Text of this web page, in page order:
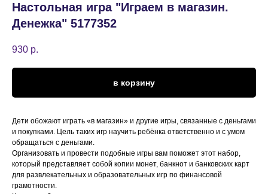
Настольная игра "Играем в магазин.
Денежка" 5177352
930 р.
в корзину
Дети обожают играть «в магазин» и другие игры, связанные с деньгами
и покупками. Цель таких игр научить ребёнка ответственно и с умом
обращаться с деньгами.
Организовать и провести подобные игры вам поможет этот набор,
который представляет собой копии монет, банкнот и банковских карт
для развлекательных и образовательных игр по финансовой
грамотности.